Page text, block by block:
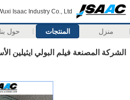
Isaac Industry Co., Ltd.
منزل المنتجات حول بنا
الشركة المصنعة فيلم البولي ايثيلين